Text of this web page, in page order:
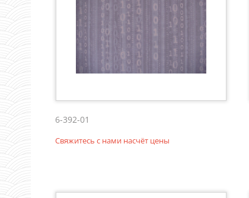
6-392-01
Свяжитесь с нами насчёт цены